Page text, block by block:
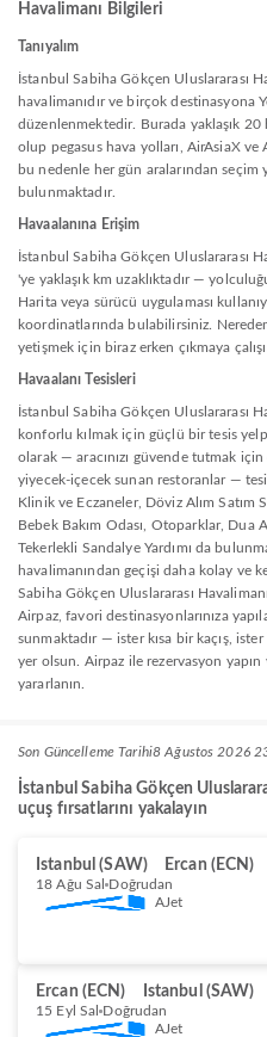
Havalimanı Bilgileri
Tanıyalım
İstanbul Sabiha Gökçen Uluslararası
havalimanıdır ve birçok destinasyona
düzenlenmektedir. Burada yaklaşık
olup pegasus hava yolları, AirAsiaX ve
bu nedenle her gün aralarından
bulunmaktadır.
Havaalanına Erişim
İstanbul Sabiha Gökçen Uluslararası
'ye yaklaşık km uzaklıktadır —
Harita veya sürücü uygulaması
koordinatlarında bulabilirsiniz.
yetişmek için biraz erken çıkmaya
Havaalanı Tesisleri
İstanbul Sabiha Gökçen Uluslararası
konforlu kılmak için güçlü bir tesis
olarak — aracınızı güvende tutmak
yiyecek-içecek sunan restoranlar —
Klinik ve Eczaneler, Döviz Alım Satım
Bebek Bakım Odası, Otoparklar, Dua
Tekerlekli Sandalye Yardımı da
havalimanından geçişi daha kolay ve
Sabiha Gökçen Uluslararası
Airpaz, favori destinasyonlarınıza
sunmaktadır — ister kısa bir kaçış,
yer olsun. Airpaz ile rezervasyon
yararlanın.
Son Güncelleme Tarihi8 Ağustos 2026
İstanbul Sabiha Gökçen
uçuş fırsatlarını yakalayın
Istanbul (SAW) Ercan (ECN)
18 Ağu Sal Doğrudan
AJet
Ercan (ECN) Istanbul (SAW)
15 Eyl Sal Doğrudan
AJet